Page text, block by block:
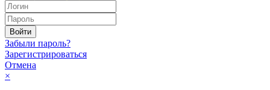
Забыли пароль?
Зарегистрироваться
Отмена
×